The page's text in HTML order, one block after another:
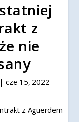
z
nie
| cze 15, 2022